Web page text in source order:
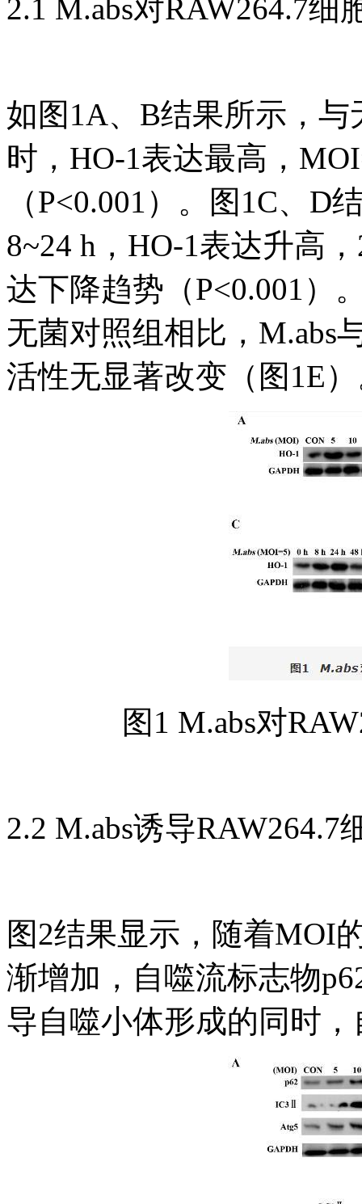
2.1 M.abs对RAW264.7细
如图1A、B结果所示，与
时，HO-1表达最高，
（P<0.001）。图1C、D
8~24 h，HO-1表达升高
达下降趋势（P<0.001）
无菌对照组相比，M.abs
活性无显著改变（图1E
图1 M.abs对
2.2 M.abs诱导RAW264.7
图2结果显示，随着MOI
渐增加，自噬流标志物
导自噬小体形成的同时